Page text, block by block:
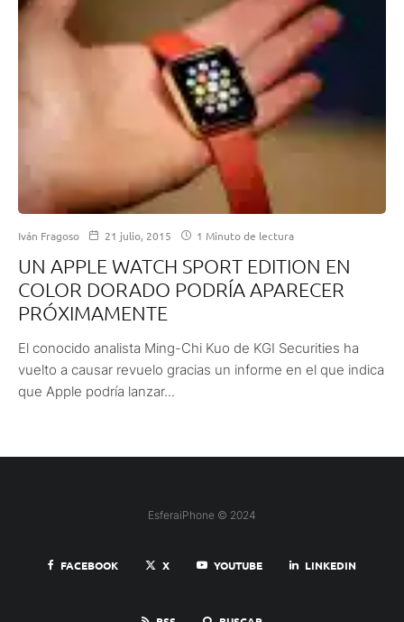
Iván Fragoso 21 julio, 2015 1 Minuto de lectura
UN APPLE WATCH SPORT EDITION EN
COLOR DORADO PODRÍA APARECER
PRÓXIMAMENTE
El conocido analista Ming-Chi Kuo de KGI Securities ha
vuelto a causar revuelo gracias un informe en el que indica
que Apple podría lanzar...
EsferaiPhone © 2024
FACEBOOK X YOUTUBE LINKEDIN